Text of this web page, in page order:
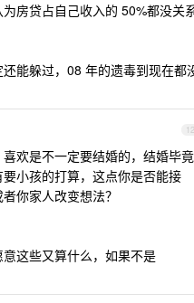
房贷占自己收入的 50%都没关
能躲过，08 年的遗毒到现在都
12
欢是不一定要结婚的，结婚毕竟
小孩的打算，这点你是否能接
你家人改变想法？
这些又算什么，如果不是